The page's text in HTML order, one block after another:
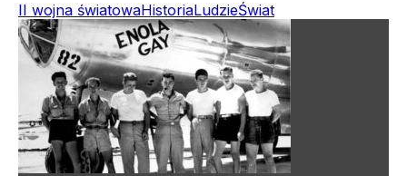
II wojna światowaHistoriaLudzieŚwiat